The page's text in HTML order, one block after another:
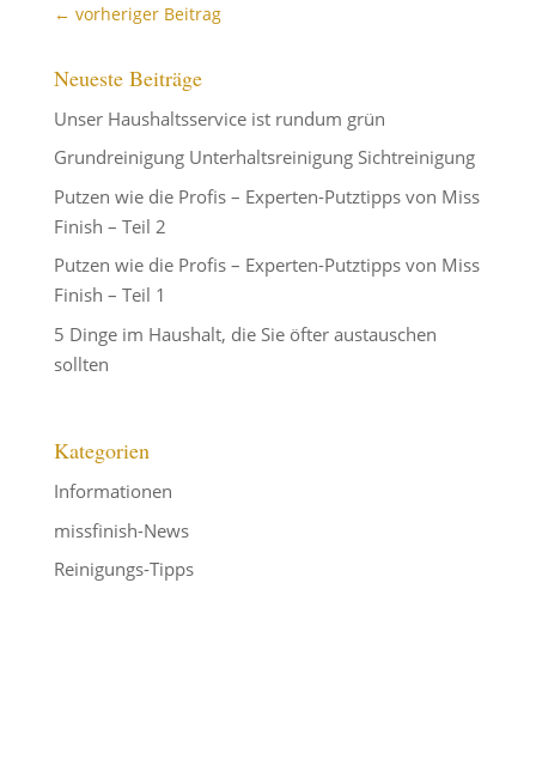
← vorheriger Beitrag
Neueste Beiträge
Unser Haushaltsservice ist rundum grün
Grundreinigung Unterhaltsreinigung Sichtreinigung
Putzen wie die Profis – Experten-Putztipps von Miss
Finish – Teil 2
Putzen wie die Profis – Experten-Putztipps von Miss
Finish – Teil 1
5 Dinge im Haushalt, die Sie öfter austauschen
sollten
Kategorien
Informationen
missfinish-News
Reinigungs-Tipps